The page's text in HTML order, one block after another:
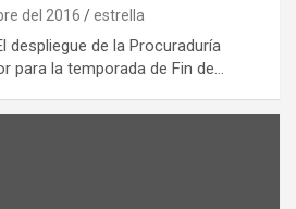
del 2016 estrella
despliegue de la Procuraduría
para la temporada de Fin de…